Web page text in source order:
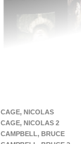
CAGE, NICOLAS
CAGE, NICOLAS 2
CAMPBELL, BRUCE